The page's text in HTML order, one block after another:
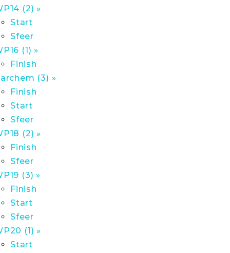
(2) »
Start
Sfeer
(1) »
Finish
(3) »
Finish
Start
Sfeer
(2) »
Finish
Sfeer
(3) »
Finish
Start
Sfeer
(1) »
Start